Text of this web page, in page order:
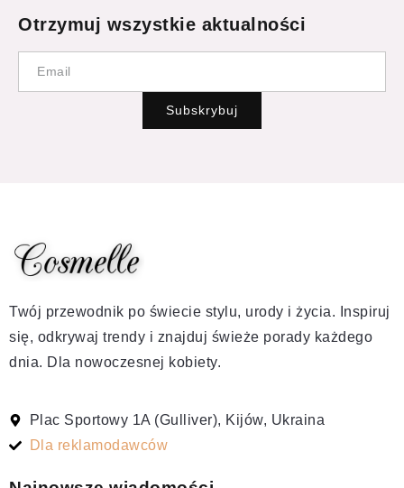
Otrzymuj wszystkie aktualności
Subskrybuj
Twój przewodnik po świecie stylu, urody i życia. Inspiruj
się, odkrywaj trendy i znajduj świeże porady każdego
dnia. Dla nowoczesnej kobiety.
Plac Sportowy 1A (Gulliver), Kijów, Ukraina
Dla reklamodawców